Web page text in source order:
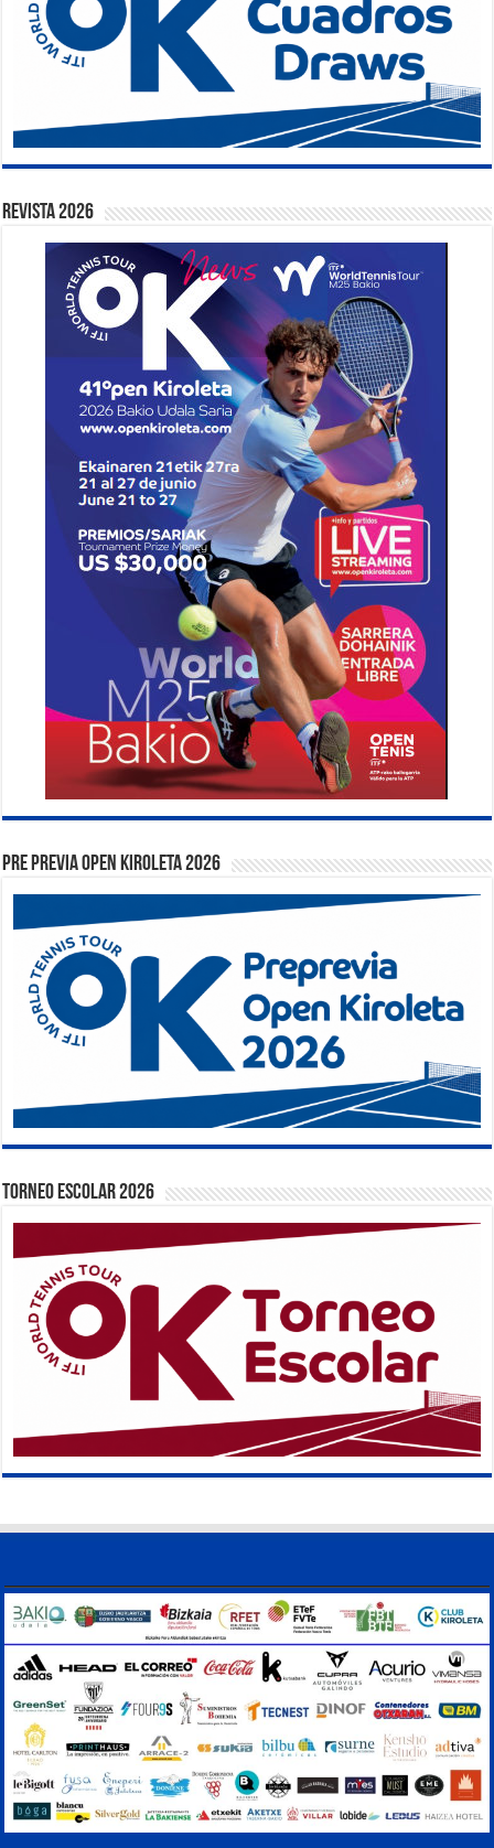
Revista 2026
PRE PREVIA OPEN KIROLETA 2026
TORNEO ESCOLAR 2026